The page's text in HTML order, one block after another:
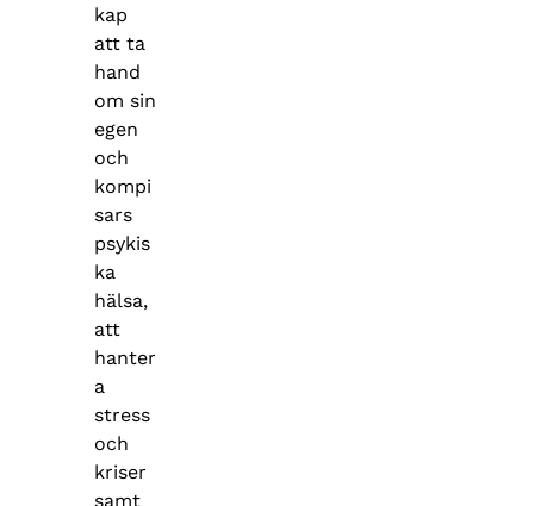
kap
att ta
hand
om sin
egen
och
kompi
sars
psykis
ka
hälsa,
att
hanter
a
stress
och
kriser
samt